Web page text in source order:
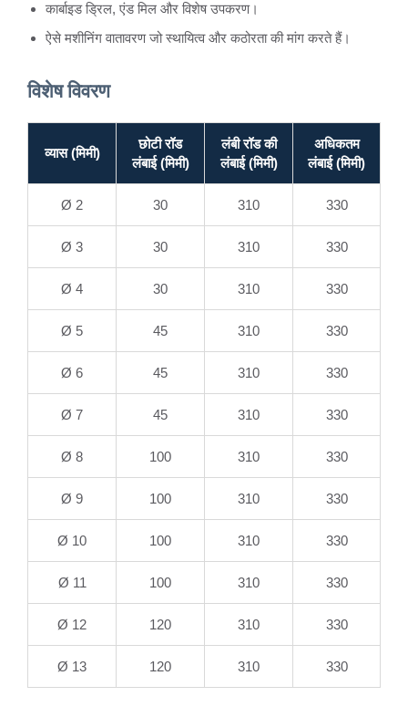
कार्बाइड ड्रिल, एंड मिल और विशेष उपकरण।
ऐसे मशीनिंग वातावरण जो स्थायित्व और कठोरता की मांग करते हैं।
विशेष विवरण
व्यास (मिमी)
छोटी रॉड
लंबाई (मिमी)
लंबी रॉड की
लंबाई (मिमी)
अधिकतम
लंबाई (मिमी)
Ø 2 30 310 330
Ø 3 30 310 330
Ø 4 30 310 330
Ø 5 45 310 330
Ø 6 45 310 330
Ø 7 45 310 330
Ø 8 100 310 330
Ø 9 100 310 330
Ø 10 100 310 330
Ø 11 100 310 330
Ø 12 120 310 330
Ø 13 120 310 330